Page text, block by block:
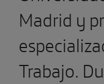
Madrid y
Trabajo.